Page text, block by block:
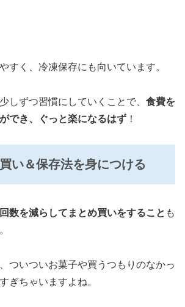
すく、冷凍保存にも向いています。
しずつ習慣にしていくことで、 食費を
でき、ぐっと楽になるはず ！
い＆保存法を身につける
数を減らしてまとめ買いをすること も
ついついお菓子や買うつもりのなかっ
ぎちゃいますよね。